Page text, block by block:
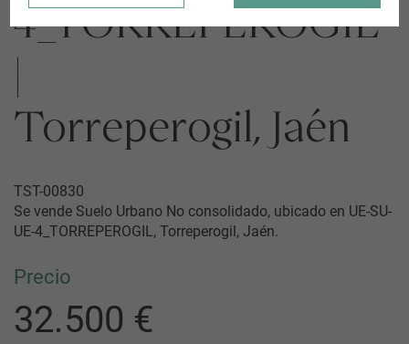
4_TORREPEROGIL
Torreperogil, Jaén
TST-00830
Se vende Suelo Urbano No consolidado, ubicado en UE-SU-
UE-4_TORREPEROGIL, Torreperogil, Jaén.
Precio
32.500 €